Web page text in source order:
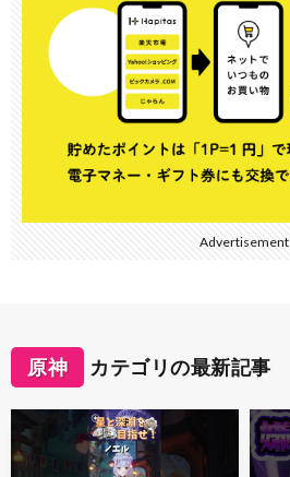
Advertisement
原神 カテゴリの最新記事